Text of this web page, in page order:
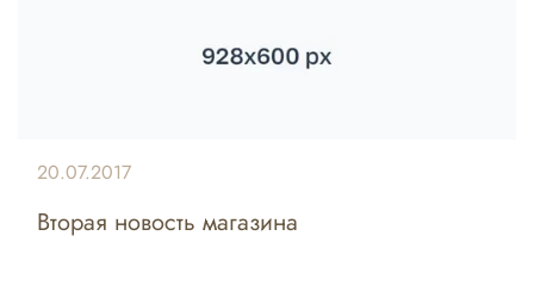
Вторая новость магазина
20.07.2017